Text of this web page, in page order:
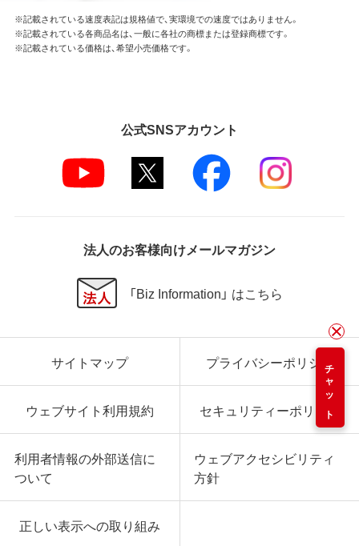
チャット
※記載されている速度表記は規格値で、実環境での速度ではありません。
※記載されている各商品名は、一般に各社の商標または登録商標です。
※記載されている価格は、希望小売価格です。
公式SNSアカウント
法人のお客様向けメールマガジン
「Biz Information」 はこちら
サイトマップ プライバシーポリシー
ウェブサイト利用規約 セキュリティーポリシー
利用者情報の外部送信に
ついて
ウェブアクセシビリティ
方針
正しい表示への取り組み